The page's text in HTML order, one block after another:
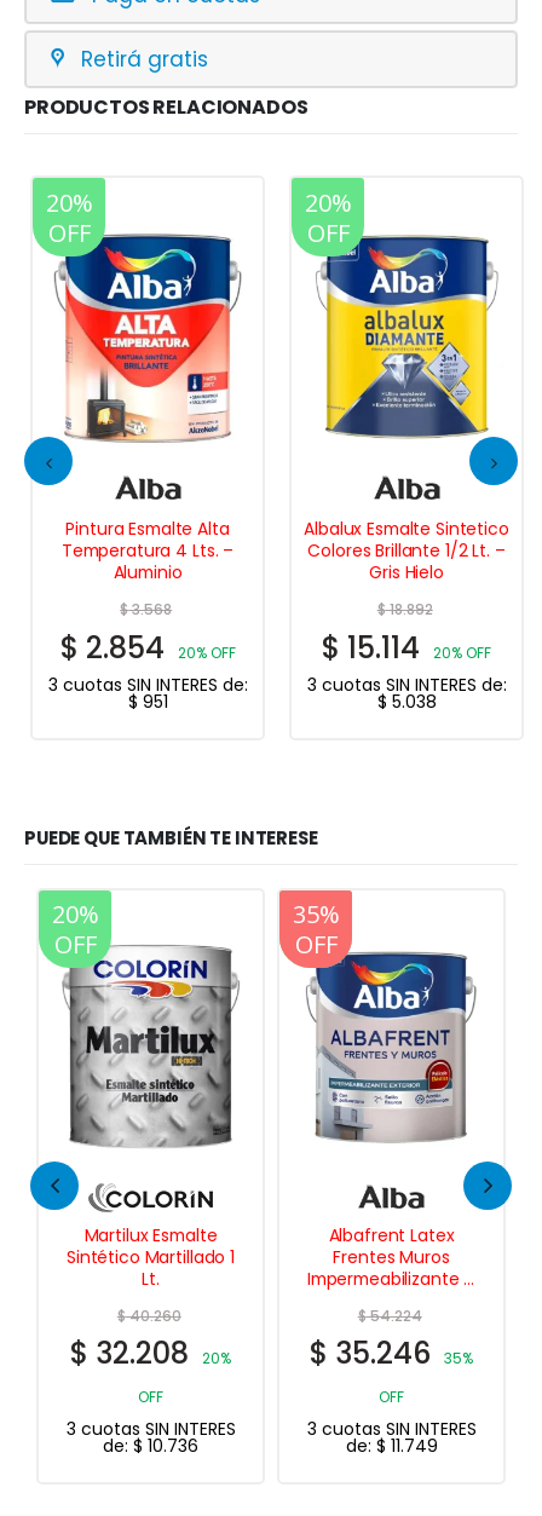
Retirá gratis
PRODUCTOS RELACIONADOS
20%
OFF
Pintura Esmalte Alta
Temperatura 4 Lts. –
Aluminio
$3.568
$ 2.854 20% OFF
3 cuotas SIN INTERES de:
$ 951
20%
OFF
Albalux Esmalte Sintetico
Colores Brillante 1/2 Lt. –
Gris Hielo
$18.892
$ 15.114 20% OFF
3 cuotas SIN INTERES de:
$ 5.038
PUEDE QUE TAMBIÉN TE INTERESE
20%
OFF
35%
OFF
Albafrent Latex
Frentes Muros
Impermeabilizante 4
$54.224
$35.246
35%
3 cuotas SIN INTERES
de:$11.749
25%
OFF
20%
OFF
Escalera Aluminio
Tijera 4 Esc
$116.860
$87.645
25%
3 cuotas SIN INTERES
de:$29.215